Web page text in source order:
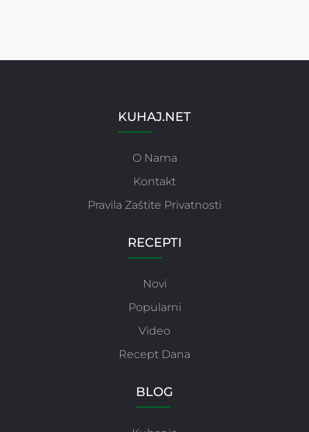
KUHAJ.NET
O Nama
Kontakt
Pravila Zaštite Privatnosti
RECEPTI
Novi
Popularni
Video
Recept Dana
BLOG